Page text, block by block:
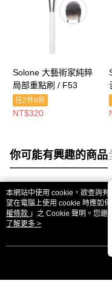
Solone 大藝術家純粹
局部重點刷 / F53
任2件8折
NT$320
你可能有興趣的商品
熱門標籤
本網站中使用 cookie，欲查詢有
望在電腦上使用 cookie 時應如
權條款 」之 Cookie 聲明。您繼
用條款之 Cookie 聲明使用
了解更多 >